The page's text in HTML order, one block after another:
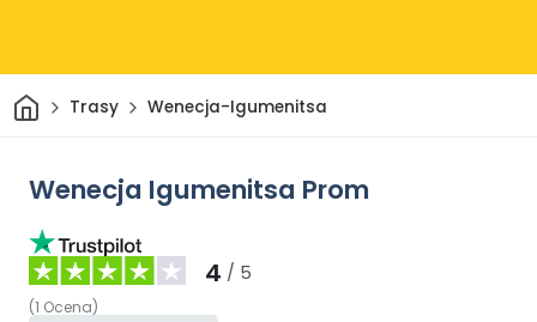
DomTrasy Wenecja-Igumenitsa
Wenecja Igumenitsa Prom
4 / 5
(1 Ocena)